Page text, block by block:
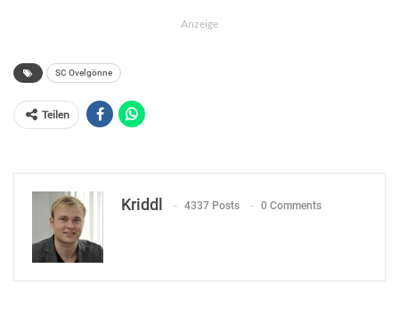
Anzeige
SC Ovelgönne
Teilen
Kriddl 4337 Posts 0 Comments